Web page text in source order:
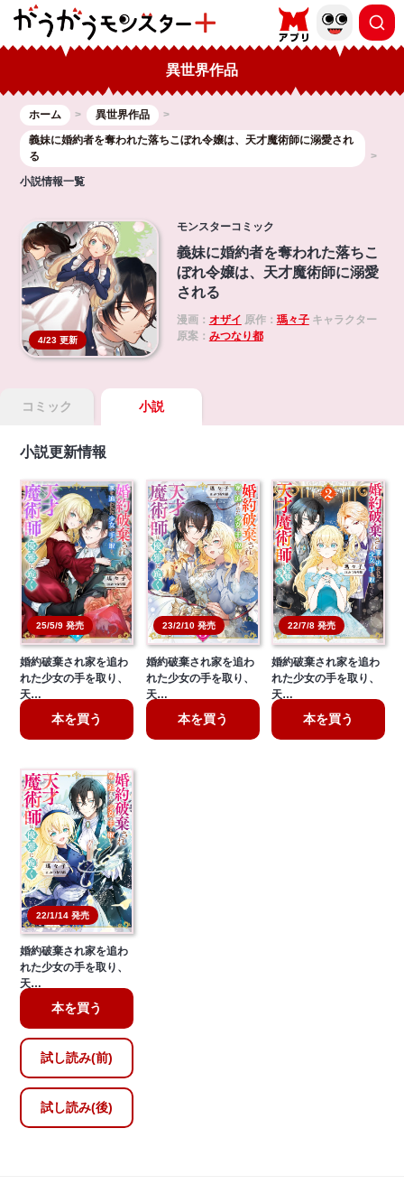
異世界作品
ホーム
異世界作品
義妹に婚約者を奪われた落ちこぼれ令嬢は、天才魔術師に溺愛され
る
小説情報一覧
4/23 更新
モンスターコミック
義妹に婚約者を奪われた落ちこ
ぼれ令嬢は、天才魔術師に溺愛
される
漫画： オザイ 原作： 瑪々子キャラクター
原案： みつなり都
コミック 小説
小説更新情報
25/5/9 発売
婚約破棄され家を追わ
れた少女の手を取り、
天…
本を買う
23/2/10 発売
婚約破棄され家を追わ
れた少女の手を取り、
天…
本を買う
22/7/8 発売
婚約破棄され家を追わ
れた少女の手を取り、
天…
本を買う
22/1/14 発売
婚約破棄され家を追わ
れた少女の手を取り、
天…
本を買う
試し読み(前)
試し読み(後)